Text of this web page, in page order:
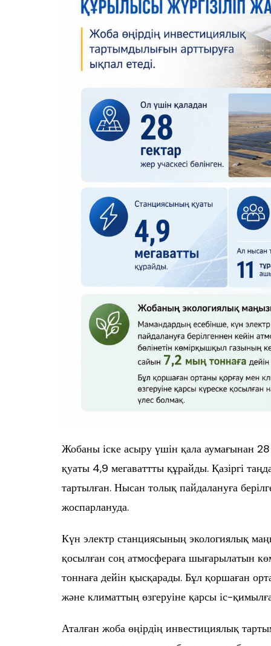
Жобаны іске асыру үшін қала аумағынан
қуаты 4,9 мегаваттты құрайды. Қазіргі
тартылған. Нысан толық пайдалануға
жоспарлануда.
Күн электр станциясының экологиялық
қосылған соң атмосфераға шығарылатын
тоннаға дейін қысқарады. Бұл қоршаған
және климаттың өзгеруіне қарсы іс-
Аталған жоба өңірдің инвестициялық